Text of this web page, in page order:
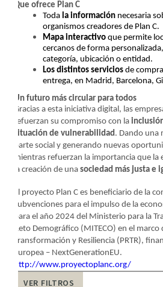
Que ofrece Plan C
Toda la información necesaria
organismos creadores de Plan C.
Mapa interactivo que permite
cercanos de forma
categoría, ubicación o entidad.
Los distintos servicios de
entrega, en Madrid, Barcelona,
Un futuro más circular para todos
Gracias a esta iniciativa digital, las
refuerzan su compromiso con la
situación de vulnerabilidad. Dando una
parte social y generando nuevas
mientras refuerzan la importancia que la
la creación de una sociedad más justa e
El proyecto Plan C es beneficiario de la
subvenciones para el impulso de la
para el año 2024 del Ministerio para la
Reto Demográfico (MITECO) en el
Transformación y Resiliencia (PRTR),
Europea – NextGenerationEU.
http://www.proyectoplanc.org/